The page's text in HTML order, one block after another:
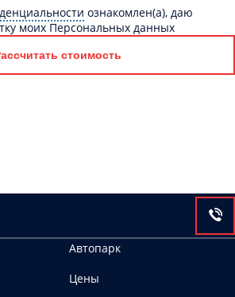
ознакомлен(а), даю
моих Персональных данных
стоимость
Автопарк
Цены